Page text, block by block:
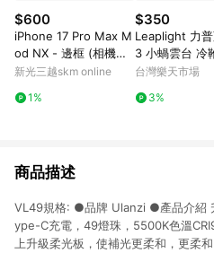
$600
iPhone 17 Pro Max M
od NX - 邊框 (相機按
鈕) 黑
新光三越skm online
1%
$350
Leaplight 力
3 小蝸雲台 冷
1/4螺絲 蝸牛雲
家] 公司貨
台灣樂天市場
3%
商品描述
VL49規格: ●品牌 Ulanzi ●產品介紹
ype-C充電，49燈珠，5500K色溫
上升級柔光板，使補光更柔和，更柔